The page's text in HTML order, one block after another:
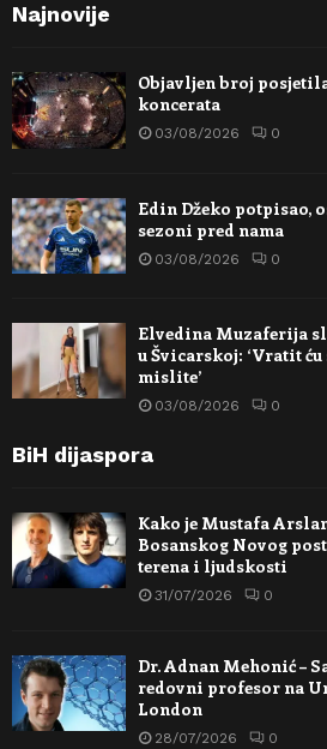
Najnovije
Objavljen broj
koncerata
03/08/2026 0
Edin Džeko potpisao,
sezoni pred nama
03/08/2026 0
Elvedina Muzaferija
u Švicarskoj: ‘Vratit
mislite’
03/08/2026 0
BiH dijaspora
Kako je Mustafa
Bosanskog Novog
terena i ljudskosti
31/07/2026 0
Dr. Adnan Mehonić –
redovni profesor na
London
28/07/2026 0